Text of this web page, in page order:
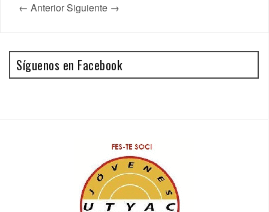
← Anterior Siguiente →
Síguenos en Facebook